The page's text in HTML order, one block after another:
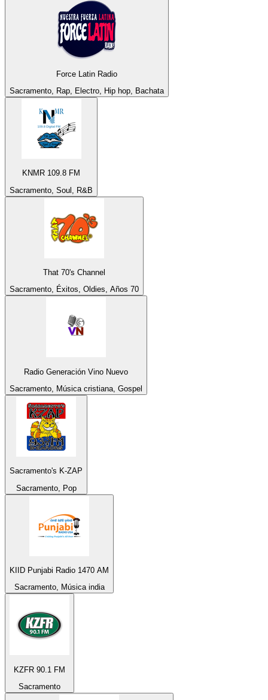
Force Latin Radio
Sacramento, Rap, Electro, Hip hop, Bachata
KNMR 109.8 FM
Sacramento, Soul, R&B
That 70's Channel
Sacramento, Éxitos, Oldies, Años 70
Radio Generación Vino Nuevo
Sacramento, Música cristiana, Gospel
Sacramento's K-ZAP
Sacramento, Pop
KIID Punjabi Radio 1470 AM
Sacramento, Música india
KZFR 90.1 FM
Sacramento